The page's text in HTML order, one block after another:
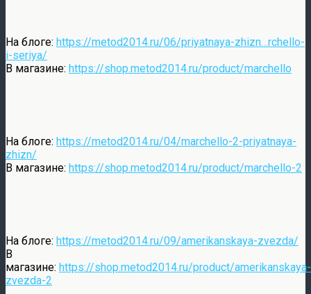
На блоге: https://metod2014.ru/06/priyatnaya-zhizn…rchello-
i-seriya/
В магазине: https://shop.metod2014.ru/product/marchello
На блоге: https://metod2014.ru/04/marchello-2-priyatnaya-
zhizn/
В магазине: https://shop.metod2014.ru/product/marchello-2
На блоге: https://metod2014.ru/09/amerikanskaya-zvezda/
В
магазине: https://shop.metod2014.ru/product/amerikanskaya-
zvezda-2